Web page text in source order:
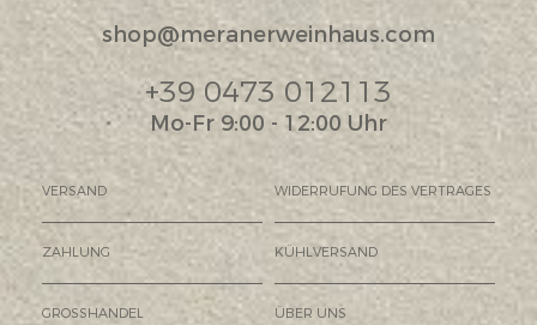
shop@meranerweinhaus.com
+39 0473 012113
Mo-Fr 9:00 - 12:00 Uhr
VERSAND WIDERRUFUNG DES VERTRAGES
ZAHLUNG KÜHLVERSAND
GROSSHANDEL ÜBER UNS